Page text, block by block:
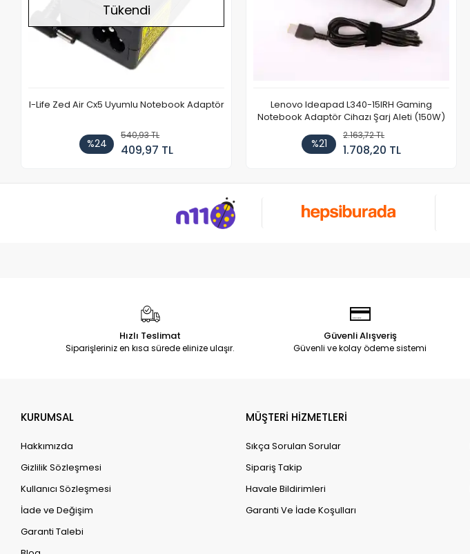
Tükendi
I-Life Zed Air Cx5 Uyumlu Notebook Adaptör
%24
540,93 TL
409,97 TL
Lenovo Ideapad L340-15IRH Gaming
Notebook Adaptör Cihazı Şarj Aleti (150W)
%21
2.163,72 TL
1.708,20 TL
Hızlı Teslimat
Siparişleriniz en kısa sürede elinize ulaşır.
Güvenli Alışveriş
Güvenli ve kolay ödeme sistemi
KURUMSAL
Hakkımızda
Gizlilik Sözleşmesi
Kullanıcı Sözleşmesi
İade ve Değişim
Garanti Talebi
MÜŞTERİ HİZMETLERİ
Sıkça Sorulan Sorular
Sipariş Takip
Havale Bildirimleri
Garanti Ve İade Koşulları